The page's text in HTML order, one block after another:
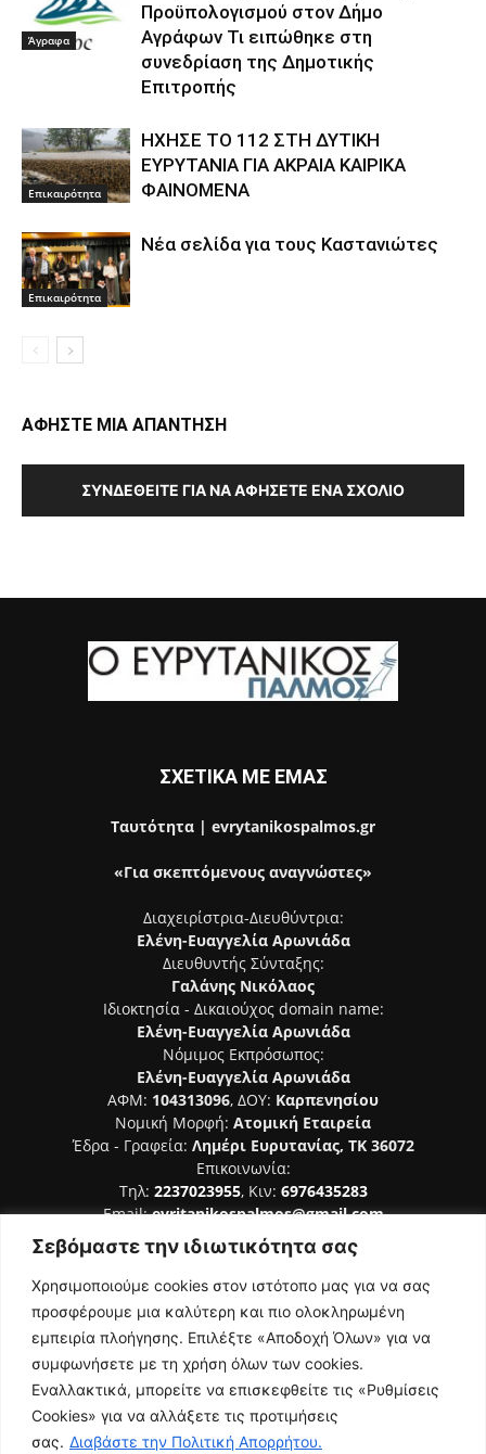
Σεβόμαστε την ιδιωτικότητα σας
Χρησιμοποιούμε cookies στον ιστότοπο μας για να σας
προσφέρουμε μια καλύτερη και πιο ολοκληρωμένη
εμπειρία πλοήγησης. Επιλέξτε «Αποδοχή Όλων» για να
συμφωνήσετε με τη χρήση όλων των cookies.
Εναλλακτικά, μπορείτε να επισκεφθείτε τις «Ρυθμίσεις
Cookies» για να αλλάξετε τις προτιμήσεις
σας. Διαβάστε την Πολιτική Απορρήτου.
Άγραφα
Προϋπολογισμού στον Δήμο
Αγράφων Τι ειπώθηκε στη
συνεδρίαση της Δημοτικής
Επιτροπής
Επικαιρότητα
ΗΧΗΣΕ ΤΟ 112 ΣΤΗ ΔΥΤΙΚΗ
ΕΥΡΥΤΑΝΙΑ ΓΙΑ ΑΚΡΑΙΑ ΚΑΙΡΙΚΑ
ΦΑΙΝΟΜΕΝΑ
Επικαιρότητα
Νέα σελίδα για τους Καστανιώτες
ΑΦΗΣΤΕ ΜΙΑ ΑΠΑΝΤΗΣΗ
ΣΥΝΔΕΘΕΊΤΕ ΓΙΑ ΝΑ ΑΦΉΣΕΤΕ ΈΝΑ ΣΧΌΛΙΟ
ΣΧΕΤΙΚΑ ΜΕ ΕΜΑΣ
Ταυτότητα | evrytanikospalmos.gr
«Για σκεπτόμενους αναγνώστες»
Διαχειρίστρια-Διευθύντρια:
Ελένη-Ευαγγελία Αρωνιάδα
Διευθυντής Σύνταξης:
Γαλάνης Νικόλαος
Ιδιοκτησία - Δικαιούχος domain name:
Ελένη-Ευαγγελία Αρωνιάδα
Νόμιμος Εκπρόσωπος:
Ελένη-Ευαγγελία Αρωνιάδα
ΑΦΜ: 104313096, ΔΟΥ: Καρπενησίου
Νομική Μορφή: Ατομική Εταιρεία
Έδρα - Γραφεία: Λημέρι Ευρυτανίας, ΤΚ 36072
Επικοινωνία:
Τηλ: 2237023955, Κιν: 6976435283
Email:evritanikospalmos@gmail.com
Αριθμός Πιστοποίησης Μ.Η.Τ. 242044
ΑΚΟΛΟΥΘΗΣΕ ΜΑΣ